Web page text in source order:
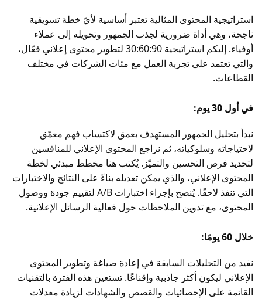
استراتيجية المحتوى المثالية تعتبر أساسية لأيّ خطة تسويقية
ناجحة، وهي أداة ضرورية لجذب الجمهور وتحويله إلى عملاء
أوفياء. إليكم استراتيجية 30:60:90 لتطوير محتوى إعلاني فعّال،
والتي تعتمد على تجربة العمل مع مئات الشركات في مختلف
القطاعات.
في أول 30 يوم:
نبدأ بتحليل الجمهور المستهدف بعمق لاكتساب فهم معمّق
لاحتياجاته وسلوكياته، ثم نراجع المحتوى الإعلاني للمنافسين
لتحديد فرص التحسين والتميّز. يُكتب هنا مخطط مبدئي لخطة
المحتوى الإعلاني، والذي يمكن تعديله بناءً على النتائج والاختبارات
التي تنفذ لاحقًا. يُنصح بإجراء اختبارات A/B لتقييم جودة ووصول
المحتوى، مع تدوين الملاحظات حول فعالية الرسائل الإعلانية.
خلال 60 يومًا:
نفيد من التحليلات السابقة في إعادة صياغة وتطوير المحتوى
الإعلاني ليكون أكثر جاذبية وإقناعًا. تستعين هذه الفترة بالتقنيات
القائمة على الإحصائيات والقصص والشهادات لزيادة معدلات